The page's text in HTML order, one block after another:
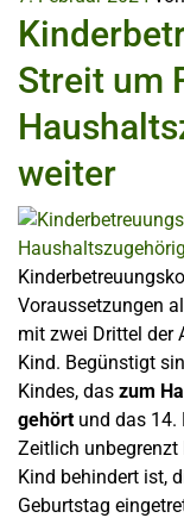
Streit um
weiter
Voraussetzungen
mit zwei Drittel der
Kind. Begünstigt
Kindes, das zum
gehörtund das 14.
Zeitlich unbegrenzt
Kind behindert ist,
Geburtstag